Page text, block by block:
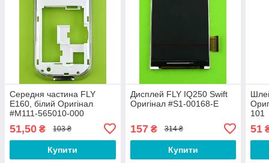
Середня частина FLY
E160, білий Оригінал
#M111-565010-000
51,50 ₴ 103 ₴
Купити
Дисплей FLY IQ250 Swift
Оригінал #S1-00168-E
157₴ 314 ₴
Купити
101
51